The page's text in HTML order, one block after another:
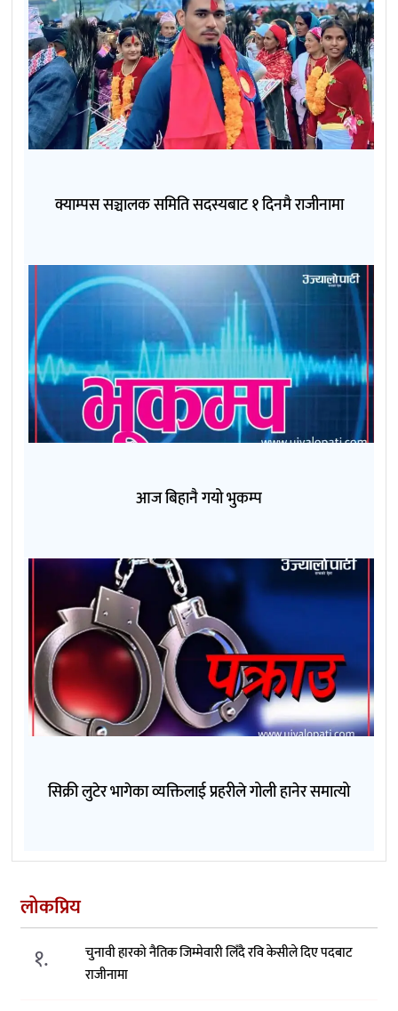
क्याम्पस सञ्चालक समिति सदस्यबाट १ दिनमै राजीनामा
आज बिहानै गयो भुकम्प
सिक्री लुटेर भागेका व्यक्तिलाई प्रहरीले गोली हानेर समात्यो
लोकप्रिय
१.
चुनावी हारको नैतिक जिम्मेवारी लिँदै रवि केसीले दिए पदबाट
राजीनामा